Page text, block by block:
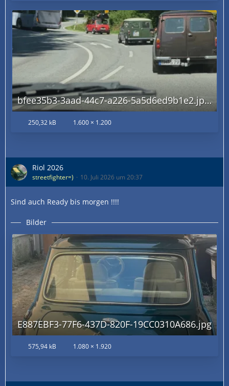
bfee35b3-3aad-44c7-a226-5a5d6ed9b1e2.jpeg
250,32 kB 1.600 × 1.200
Riol 2026
streetfighter=) 10. Juli 2026 um 20:37
Sind auch Ready bis morgen !!!!
Bilder
E887EBF3-77F6-437D-820F-19CC0310A686.jpg
575,94 kB 1.080 × 1.920